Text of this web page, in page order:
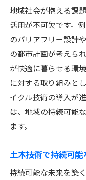
土木技術
新たな挑
土木技術
土木技術
未来に向
土木技
地域を豊かに
土木技術
地域をよ
地域社会が抱える課
活用が不可欠です。
のバリアフリー設計
の都市計画が考えら
が快適に暮らせる環
に対する取り組みと
イクル技術の導入が
は、地域の持続可能
ます。
土木技術で持続可
持続可能な未来を築